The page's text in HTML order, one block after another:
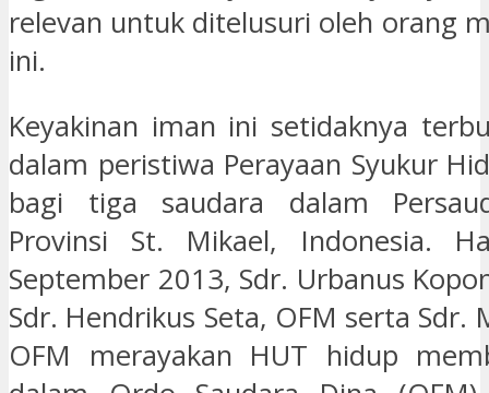
relevan untuk ditelusuri oleh orang
ini.
Keyakinan iman ini setidaknya
dalam peristiwa Perayaan Syukur
bagi tiga saudara dalam
Provinsi St. Mikael, Indonesia.
September 2013, Sdr. Urbanus
Sdr. Hendrikus Seta, OFM serta Sdr.
OFM merayakan HUT hidup